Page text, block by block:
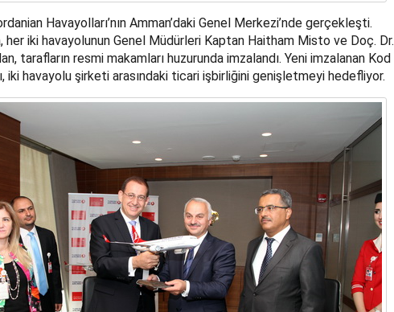
Havayolları’nın Amman’daki Genel Merkezi’nde gerçekleşti.
her iki havayolunun Genel Müdürleri Kaptan Haitham Misto ve Doç. Dr.
tarafların resmi makamları huzurunda imzalandı. Yeni imzalanan Kod
iki havayolu şirketi arasındaki ticari işbirliğini genişletmeyi hedefliyor.